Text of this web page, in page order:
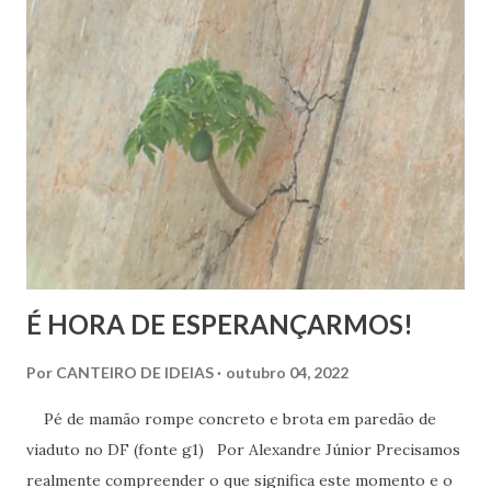
alegria. Esta última corresponde a instantes, momentos que
têm duração variável e que pertencem ao âmbito dos
sentimentos derivados de experiências específicas, onde se
pode compreender o alcance das emoções. Já a felicidade…
Ah, esta corresponde a um ideal de inspiração, como se,
figurativamente, estivéssemos diante da linha de chegada
de uma competição esportiva ou o ápice de uma monta...
É HORA DE ESPERANÇARMOS!
Por CANTEIRO DE IDEIAS outubro 04, 2022
Pé de mamão rompe concreto e brota em paredão de
viaduto no DF (fonte g1) Por Alexandre Júnior Precisamos
realmente compreender o que significa este momento e o